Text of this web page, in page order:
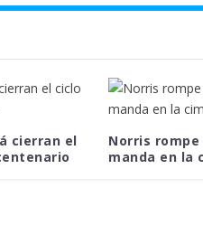
cierran el
Norris
manda en la